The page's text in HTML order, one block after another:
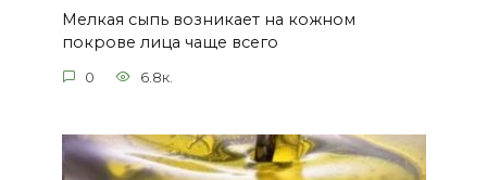
Мелкая сыпь возникает на кожном
покрове лица чаще всего
0 6.8к.